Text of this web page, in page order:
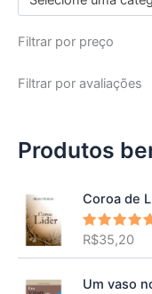
Filtrar por preço
Filtrar por avaliações
Produtos
Coroa de
Avaliação
de 5
R$35,20
Um vaso